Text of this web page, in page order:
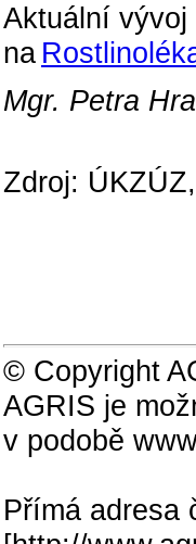
Aktuální vývoj
na
Mgr. Petra
Zdroj:
© Copyright
AGRIS je
v podobě
Přímá adresa